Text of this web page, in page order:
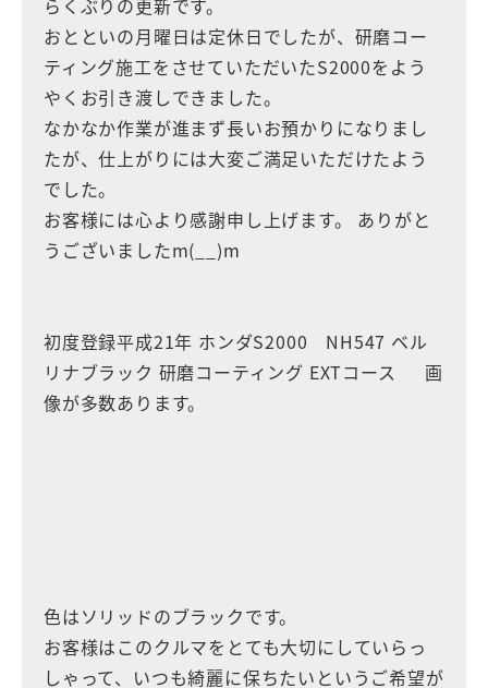
おとといの月曜日は定休日でしたが、研磨コー
ティング施工をさせていただいたS2000をよう
やくお引き渡しできました。
なかなか作業が進まず長いお預かりになりまし
たが、仕上がりには大変ご満足いただけたよう
でした。
お客様には心より感謝申し上げます。 ありがと
うございましたm(__)m
初度登録平成21年 ホンダS2000 NH547 ベル
リナブラック 研磨コーティング EXTコース 画
像が多数あります。
色はソリッドのブラックです。
お客様はこのクルマをとても大切にしていらっ
しゃって、いつも綺麗に保ちたいというご希望が